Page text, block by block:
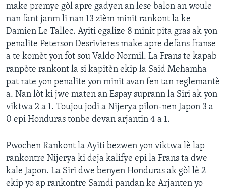
Search
Learning English
SUIV NOU
Languages
make premye gòl apre gadyen an lese balon an woule
nan fant janm li nan 13 zièm minit rankont la ke
Damien Le Tallec. Ayiti egalize 8 minit pita gras ak yon
penalite Peterson Desrivieres make apre defans franse
a te komèt yon fot sou Valdo Normil. La Frans te kapab
ranpòte rankont la si kapitèn ekip la Said Mehamha
pat rate yon penalite yon minit avan fen tan reglemantè
a. Nan lòt ki jwe maten an Espay suprann la Siri ak yon
viktwa 2 a 1. Toujou jodi a Nijerya pilon-nen Japon 3 a
0 epi Honduras tonbe devan arjantin 4 a 1.
Pwochen Rankont la Ayiti bezwen yon viktwa lè lap
rankontre Nijerya ki deja kalifye epi la Frans ta dwe
kale Japon. La Siri dwe benyen Honduras ak gòl lè 2
ekip yo ap rankontre Samdi pandan ke Arjanten yo